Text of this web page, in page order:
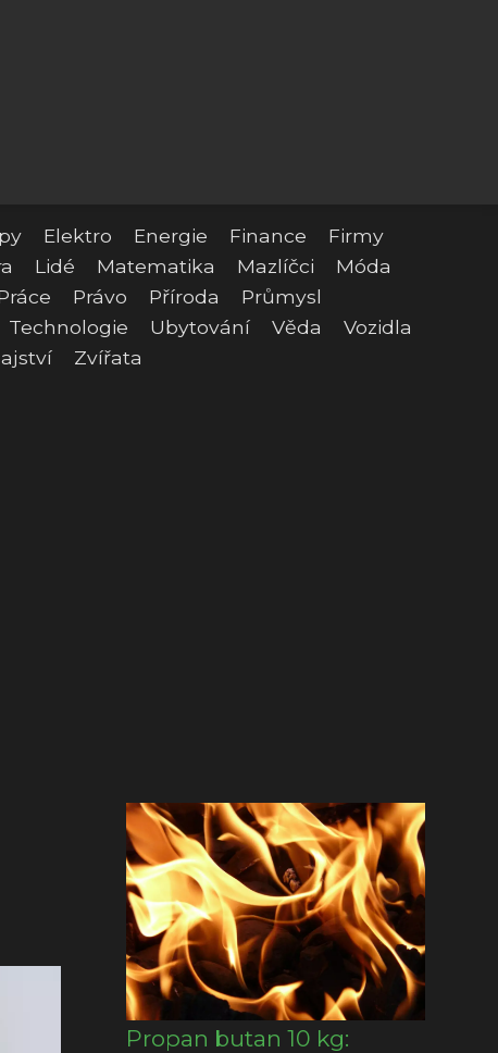
Elektro Energie Finance
Firmy
Lidé Matematika Mazlíčci
Móda
Právo Příroda
Průmysl
Technologie Ubytování Věda
Vozidla
Zvířata
Propan butan 10 kg: